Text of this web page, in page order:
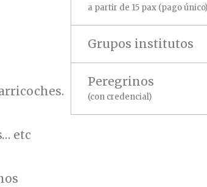
etc
a partir de 15 pax (pago único)
Grupos institutos
Peregrinos
(con credencial)